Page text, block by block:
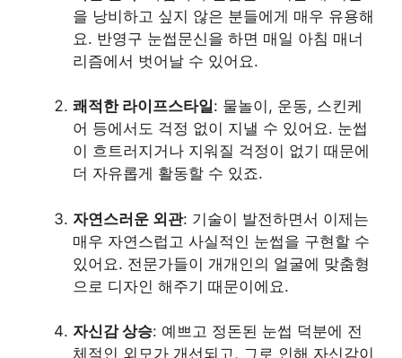
을 낭비하고 싶지 않은 분들에게 매우 유용해
요. 반영구 눈썹문신을 하면 매일 아침 매너
리즘에서 벗어날 수 있어요.
쾌적한 라이프스타일: 물놀이, 운동, 스킨케
어 등에서도 걱정 없이 지낼 수 있어요. 눈썹
이 흐트러지거나 지워질 걱정이 없기 때문에
더 자유롭게 활동할 수 있죠.
자연스러운 외관: 기술이 발전하면서 이제는
매우 자연스럽고 사실적인 눈썹을 구현할 수
있어요. 전문가들이 개개인의 얼굴에 맞춤형
으로 디자인 해주기 때문이에요.
자신감 상승: 예쁘고 정돈된 눈썹 덕분에 전
체적인 외모가 개선되고, 그로 인해 자신감이